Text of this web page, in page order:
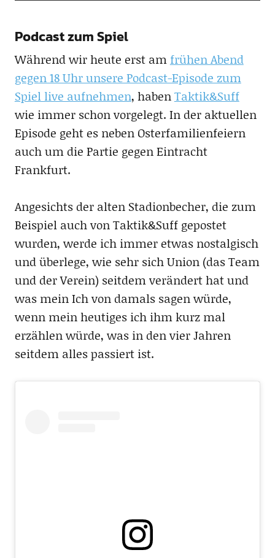
Podcast zum Spiel
Während wir heute erst am frühen Abend
gegen 18 Uhr unsere Podcast-Episode zum
Spiel live aufnehmen, habenTaktik&Suff
wie immer schon vorgelegt. In der aktuellen
Episode geht es neben Osterfamilienfeiern
auch um die Partie gegen Eintracht
Frankfurt.
Angesichts der alten Stadionbecher, die zum
Beispiel auch von Taktik&Suff gepostet
wurden, werde ich immer etwas nostalgisch
und überlege, wie sehr sich Union (das Team
und der Verein) seitdem verändert hat und
was mein Ich von damals sagen würde,
wenn mein heutiges ich ihm kurz mal
erzählen würde, was in den vier Jahren
seitdem alles passiert ist.